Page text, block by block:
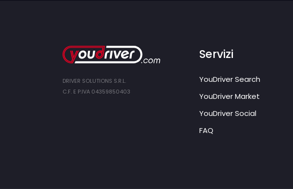
DRIVER SOLUTIONS S.R.L.
C.F. E P.IVA 04359850403
Servizi
YouDriver Search
YouDriver Market
YouDriver Social
FAQ